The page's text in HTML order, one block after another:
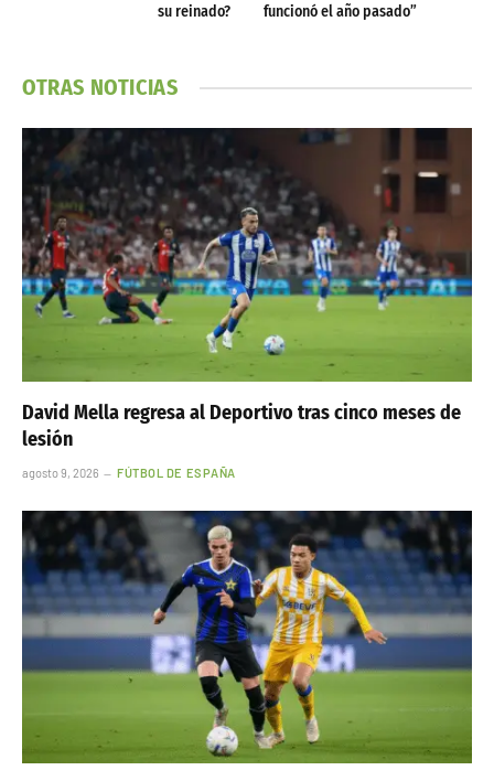
su reinado? funcionó el año pasado”
OTRAS NOTICIAS
David Mella regresa al Deportivo tras cinco meses de
lesión
agosto 9, 2026 FÚTBOL DE ESPAÑA